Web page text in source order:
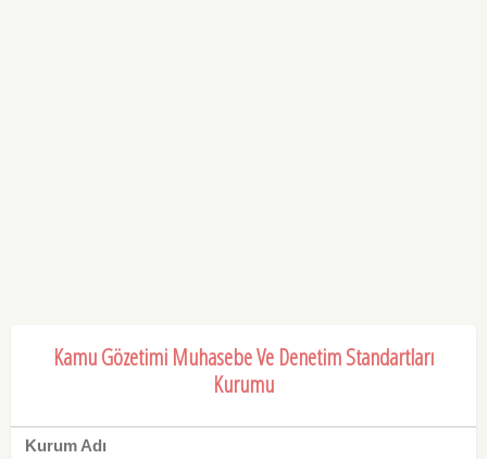
Kamu Gözetimi Muhasebe Ve Denetim Standartları
Kurumu
Kurum Adı